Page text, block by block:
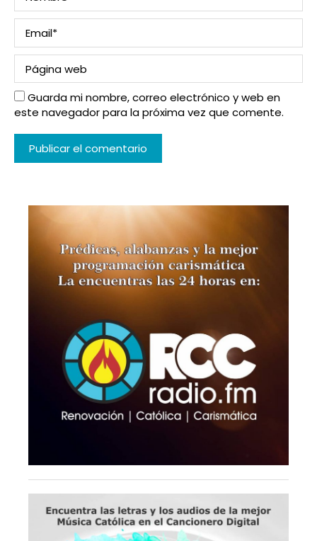
Guarda mi nombre, correo electrónico y web en
este navegador para la próxima vez que comente.